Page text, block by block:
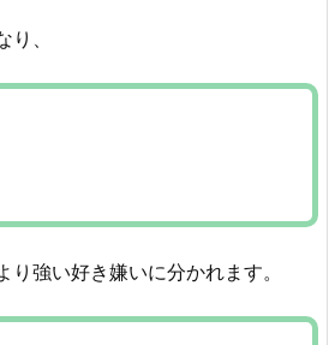
、
強い好き嫌いに分かれます。